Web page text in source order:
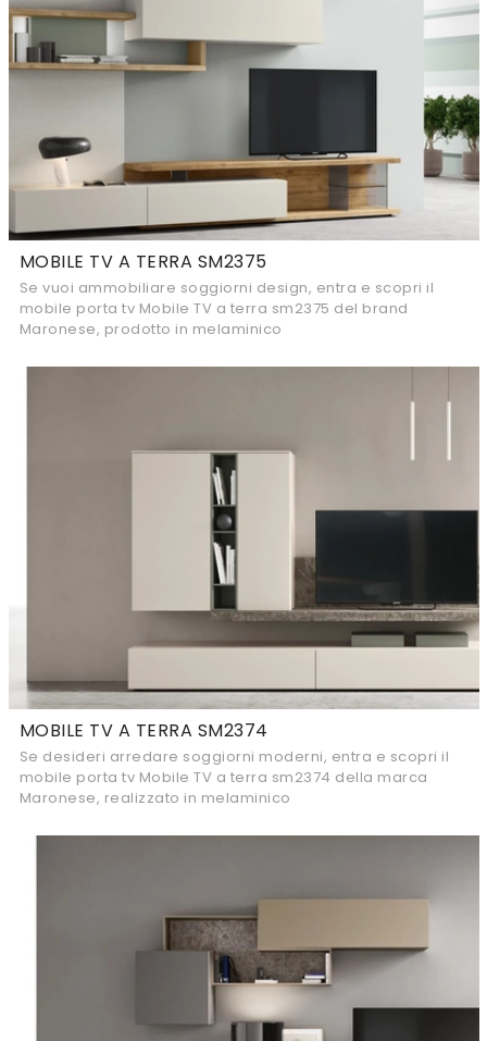
MOBILE TV A TERRA SM2375
Se vuoi ammobiliare soggiorni design, entra e scopri il
mobile porta tv Mobile TV a terra sm2375 del brand
Maronese, prodotto in melaminico
MOBILE TV A TERRA SM2374
Se desideri arredare soggiorni moderni, entra e scopri il
mobile porta tv Mobile TV a terra sm2374 della marca
Maronese, realizzato in melaminico